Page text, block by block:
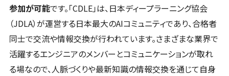
参加が可能です。「CDLE」は、日本ディープラーニング協会
（JDLA）が運営する日本最大のAIコミュニティであり、合格者
同士で交流や情報交換が行われています。さまざまな業界で
活躍するエンジニアのメンバーとコミュニケーションが取れ
る場なので、人脈づくりや最新知識の情報交換を通じて自身